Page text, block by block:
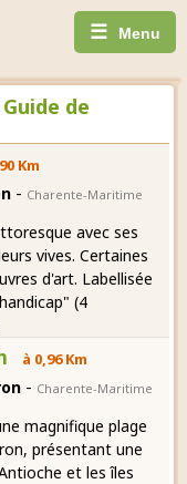
☰ Menu
de
Km
- Charente-Maritime
avec ses
vives. Certaines
d'art. Labellisée
(4
à 0,96 Km
- Charente-Maritime
magnifique plage
présentant une
et les îles